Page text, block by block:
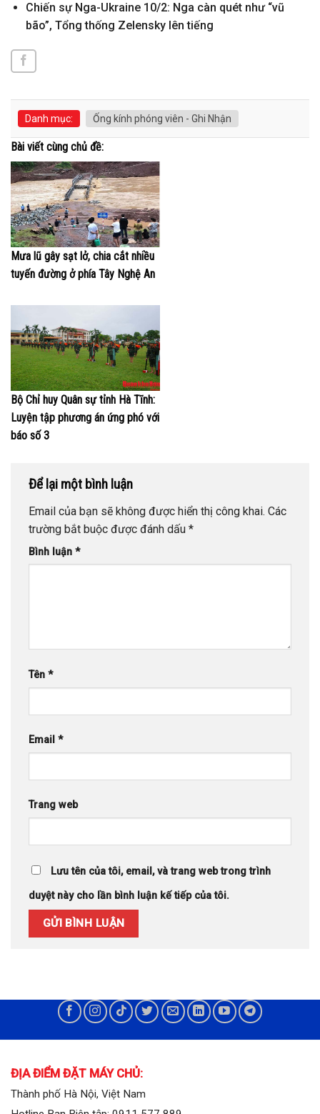
Chiến sự Nga-Ukraine 10/2: Nga càn quét như “vũ
bão”, Tổng thống Zelensky lên tiếng
Danh mục: Ống kính phóng viên - Ghi Nhận
Bài viết cùng chủ đề:
Mưa lũ gây sạt lở, chia cắt nhiều
tuyến đường ở phía Tây Nghệ An
Bộ Chỉ huy Quân sự tỉnh Hà Tĩnh:
Luyện tập phương án ứng phó với
báo số 3
Để lại một bình luận
Email của bạn sẽ không được hiển thị công khai. Các
trường bắt buộc được đánh dấu *
Bình luận *
Tên *
Email *
Trang web
Lưu tên của tôi, email, và trang web trong trình
duyệt này cho lần bình luận kế tiếp của tôi.
ĐỊA ĐIỂM ĐẶT MÁY CHỦ:
Thành phố Hà Nội, Việt Nam